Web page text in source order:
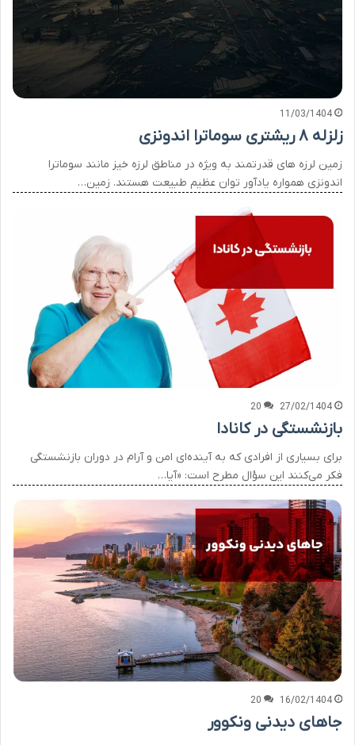
11/03/1404
زلزله ۸ ریشتری سوماترا اندونزی
زمین لرزه های قدرتمند به ویژه در مناطق لرزه خیز مانند سوماترا
اندونزی همواره یادآور توان عظیم طبیعت هستند. زمین…
27/02/1404
20
بازنشستگی در کانادا
برای بسیاری از افرادی که به آینده‌ای امن و آرام در دوران بازنشستگی
فکر می‌کنند این سؤال مطرح است: «آیا…
16/02/1404
20
جاهای دیدنی ونکوور